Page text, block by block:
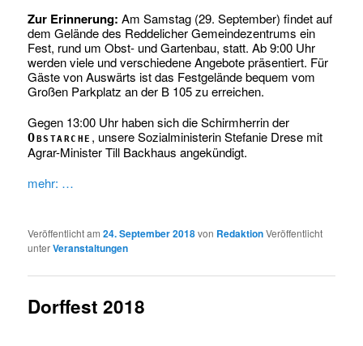
Zur Erinnerung: Am Samstag (29. September) findet auf
dem Gelände des Reddelicher Gemeindezentrums ein
Fest, rund um Obst- und Gartenbau, statt. Ab 9:00 Uhr
werden viele und verschiedene Angebote präsentiert. Für
Gäste von Auswärts ist das Festgelände bequem vom
Großen Parkplatz an der B 105 zu erreichen.
Gegen 13:00 Uhr haben sich die Schirmherrin der
Obstarche , unsere Sozialministerin Stefanie Drese mit
Agrar-Minister Till Backhaus angekündigt.
mehr: …
Veröffentlicht am24. September 2018von RedaktionVeröffentlicht
unterVeranstaltungen
Dorffest 2018